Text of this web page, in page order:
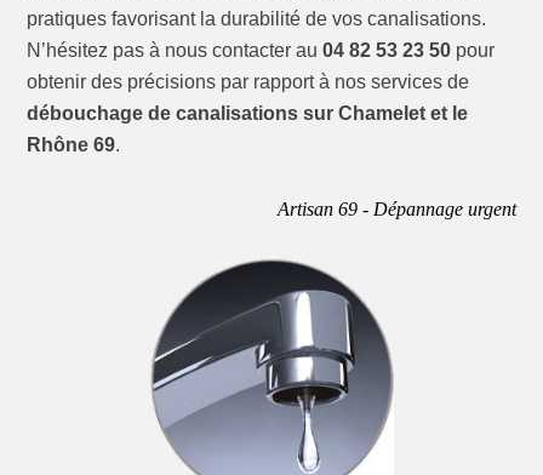
pratiques favorisant la durabilité de vos canalisations.
N’hésitez pas à nous contacter au04 82 53 23 50 pour
obtenir des précisions par rapport à nos services de
débouchage de canalisations sur Chamelet et le
Rhône 69.
Artisan 69 - Dépannage urgent